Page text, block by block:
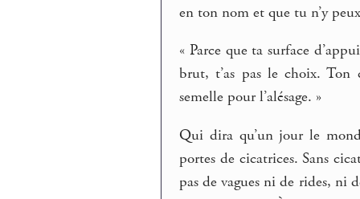
en ton nom et que tu n’y
« Parce que ta surface
brut, t’as pas le choix.
semelle pour l’alésage. »
Qui dira qu’un jour le
portes de cicatrices. Sans
pas de vagues ni de rides, ni